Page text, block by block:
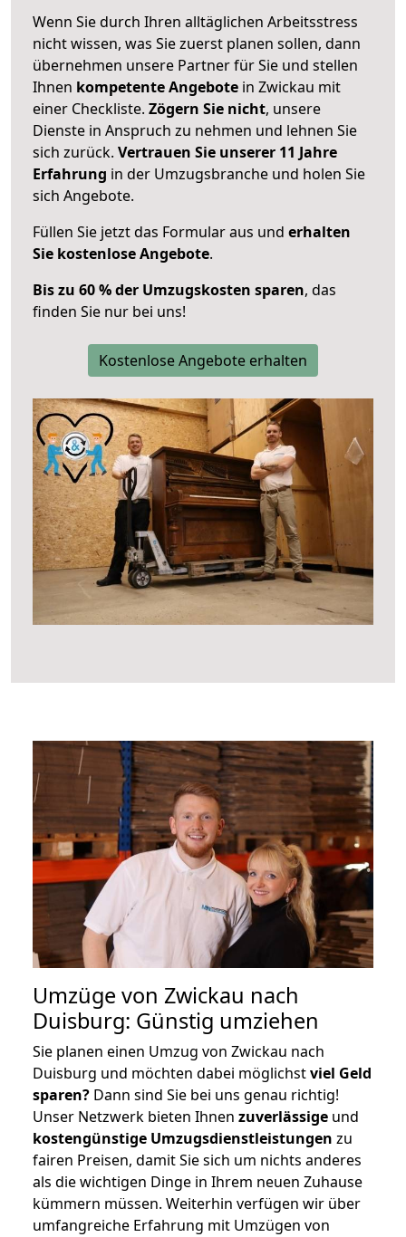
Wenn Sie durch Ihren alltäglichen Arbeitsstress
nicht wissen, was Sie zuerst planen sollen, dann
übernehmen unsere Partner für Sie und stellen
Ihnen kompetente Angebote in Zwickau mit
einer Checkliste. Zögern Sie nicht, unsere
Dienste in Anspruch zu nehmen und lehnen Sie
sich zurück. Vertrauen Sie unserer 11 Jahre
Erfahrung in der Umzugsbranche und holen Sie
sich Angebote.
Füllen Sie jetzt das Formular aus und erhalten
Sie kostenlose Angebote.
Bis zu 60 % der Umzugskosten sparen, das
finden Sie nur bei uns!
Kostenlose Angebote erhalten
Umzüge von Zwickau nach
Duisburg: Günstig umziehen
Sie planen einen Umzug von Zwickau nach
Duisburg und möchten dabei möglichstviel Geld
sparen? Dann sind Sie bei uns genau richtig!
Unser Netzwerk bieten Ihnen zuverlässige und
kostengünstige Umzugsdienstleistungen zu
fairen Preisen, damit Sie sich um nichts anderes
als die wichtigen Dinge in Ihrem neuen Zuhause
kümmern müssen. Weiterhin verfügen wir über
umfangreiche Erfahrung mit Umzügen von